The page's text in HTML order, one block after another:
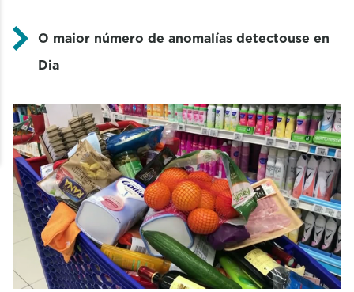
O maior número de anomalías detectouse en
Dia